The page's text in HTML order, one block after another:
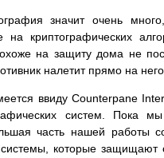
значит очень
на криптографических
на защиту дома не
налетит прямо на
ввиду Counterpane
систем. Пока
часть нашей работы
которые защищают